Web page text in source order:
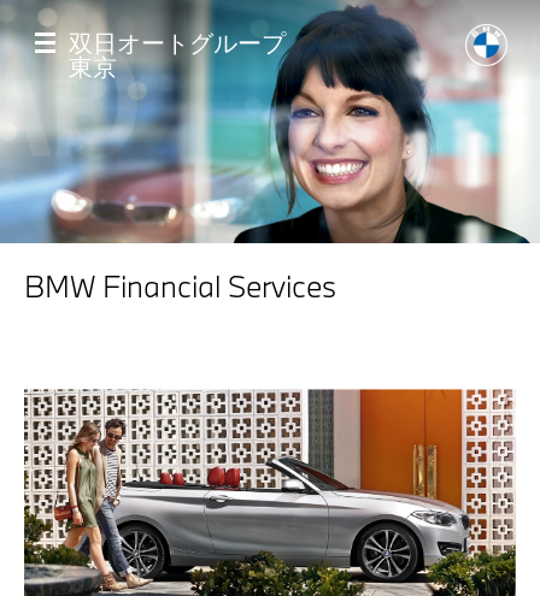
メ
イ
コ
ン
に
移
動
Home
店舗一覧
試乗・見積相談
サービス
認定中古車
双日オートグループ
東京
BMW Financial Services